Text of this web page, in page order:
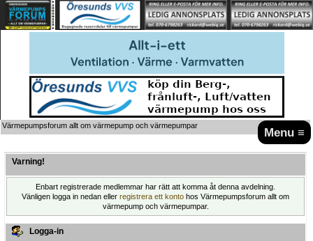
Menu ≡
Värmepumpsforum allt om värmepump och värmepumpar
Varning!
Enbart registrerade medlemmar har rätt att komma åt denna avdelning.
Vänligen logga in nedan eller registrera ett konto hos Värmepumpsforum allt om
värmepump och värmepumpar.
Logga-in